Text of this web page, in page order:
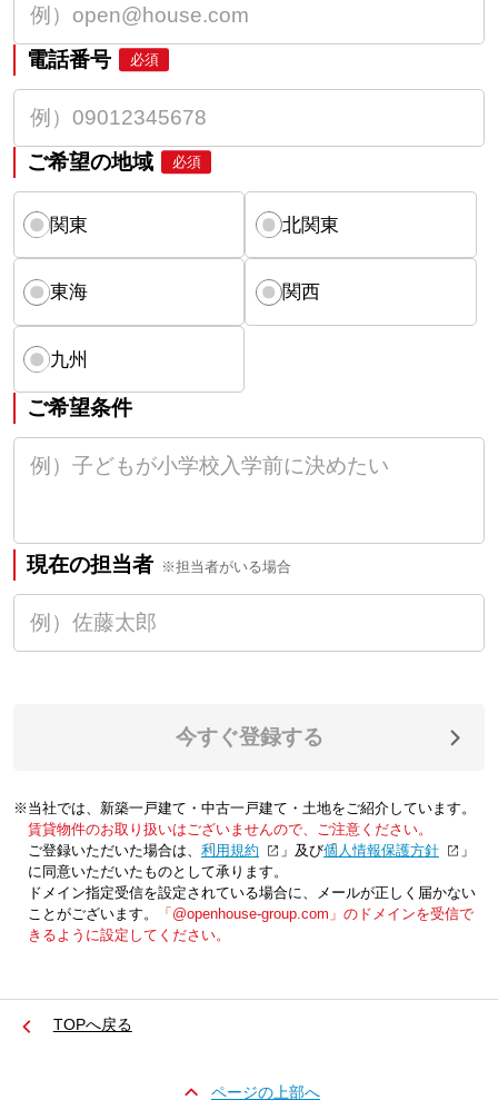
電話番号 必須
ご希望の地域 必須
関東 北関東
東海 関西
九州
ご希望条件
現在の担当者 ※担当者がいる場合
今すぐ登録する
※当社では、新築一戸建て・中古一戸建て・土地をご紹介しています。
賃貸物件のお取り扱いはございませんので、ご注意ください。
ご登録いただいた場合は、「利用規約 」及び「個人情報保護方針
」
に同意いただいたものとして承ります。
ドメイン指定受信を設定されている場合に、メールが正しく届かない
ことがございます。
「@openhouse-group.com」のドメインを受信で
きるように設定してください。
TOPへ戻る
ページの上部へ